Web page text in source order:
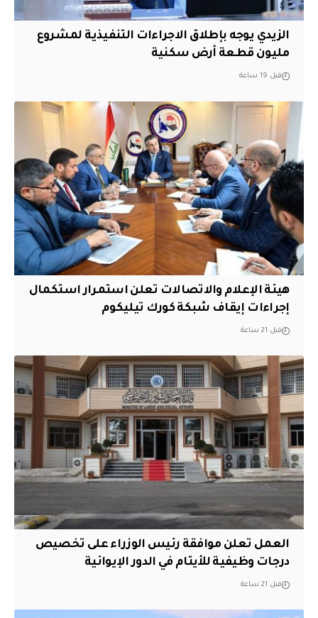
الزيدي يوجه بإطلاق الاجراءات التنفيذية لمشروع
مليون قطعة أرض سكنية
قبل 19 ساعة
هيئة الإعلام والاتصالات تعلن استمرار استكمال
إجراءات إيقاف شبكة كورك تيليكوم
قبل 21 ساعة
العمل تعلن موافقة رئيس الوزراء على تخصيص
درجات وظيفية للأيتام في الدور الإيوائية
قبل 21 ساعة